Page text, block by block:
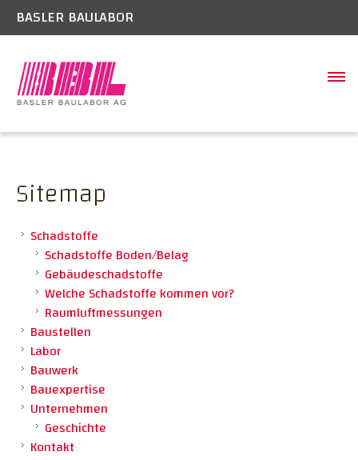
BASLER BAULABOR
SCHADSTOFFE
Gebäudeschadstoffe
Raumluftmessungen
LABOR
BAUWERK
BAUEXPERTISE
UNTERNEHMEN
Geschichte
KONTAKT
Sitemap
Schadstoffe
Schadstoffe Boden/Belag
Gebäudeschadstoffe
Welche Schadstoffe kommen vor?
Raumluftmessungen
Baustellen
Labor
Bauwerk
Bauexpertise
Unternehmen
Geschichte
Kontakt